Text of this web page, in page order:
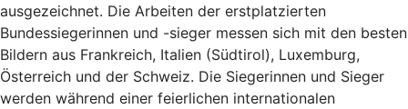
ausgezeichnet. Die Arbeiten der erstplatzierten
Bundessiegerinnen und -sieger messen sich mit den besten
Bildern aus Frankreich, Italien (Südtirol), Luxemburg,
Österreich und der Schweiz. Die Siegerinnen und Sieger
werden während einer feierlichen internationalen